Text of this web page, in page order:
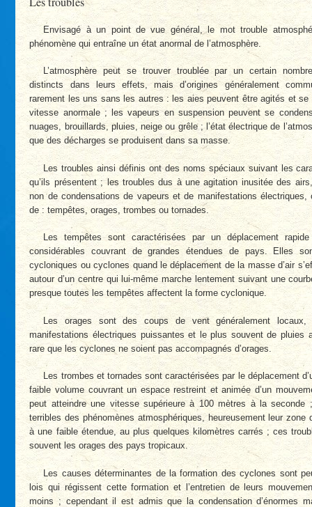
Envisagé à un point de vue général, le mot trouble
phénomène qui entraîne un état anormal de l’atmosphère.
L’atmosphère peut se trouver troublée par un certain
distincts dans leurs effets, mais d’origines généralement
rarement les uns sans les autres : les aies peuvent être agités et se
vitesse anormale ; les vapeurs en suspension peuvent se
nuages, brouillards, pluies, neige ou grêle ; l’état électrique de
que des décharges se produisent dans sa masse.
Les troubles ainsi définis ont des noms spéciaux suivant les
qu’ils présentent ; les troubles dus à une agitation inusitée des
non de condensations de vapeurs et de manifestations
de : tempêtes, orages, trombes ou tornades.
Les tempêtes sont caractérisées par un déplacement
considérables couvrant de grandes étendues de pays. Elles
cycloniques ou cyclones quand le déplacement de la masse d’air
autour d’un centre qui lui-même marche lentement suivant une
presque toutes les tempêtes affectent la forme cyclonique.
Les orages sont des coups de vent généralement locaux,
manifestations électriques puissantes et le plus souvent de pluies
rare que les cyclones ne soient pas accompagnés d’orages.
Les trombes et tornades sont caractérisées par le déplacement
faible volume couvrant un espace restreint et animée d’un
peut atteindre une vitesse supérieure à 100 mètres à la
terribles des phénomènes atmosphériques, heureusement leur zone
à une faible étendue, au plus quelques kilomètres carrés ; ces
souvent les orages des pays tropicaux.
Les causes déterminantes de la formation des cyclones sont
lois qui régissent cette formation et l’entretien de leurs
moins ; cependant il est admis que la condensation d’énormes